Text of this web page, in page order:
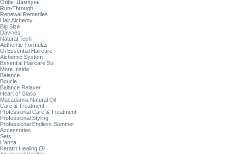
Oribe Шампунь
Run-Through
Renewal Remedies
Hair Alchemy
Big Size
Davines
Natural Tech
Authentic Formulas
Oi Essential Haircare
Alchemic System
Essential Haircare Su
More Inside
Balance
Boucle
Balance Relaxer
Heart of Glass
Macadamia Natural Oil
Care & Treatment
Professional Care & Treatment
Professional Styling
Professional Endless Summer
Accessories
Sets
L'anza
Keratin Healing Oil